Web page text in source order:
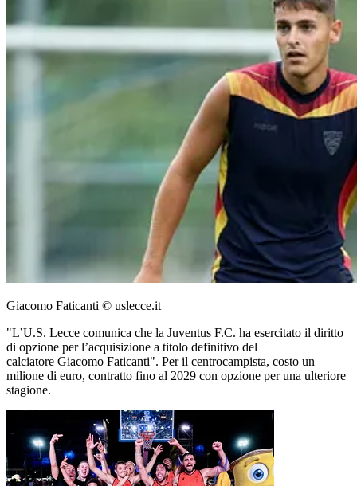
Giacomo Faticanti © uslecce.it
"L’U.S. Lecce comunica che la Juventus F.C. ha esercitato il diritto
di opzione per l’acquisizione a titolo definitivo del
calciatore Giacomo Faticanti". Per il centrocampista, costo un
milione di euro, contratto fino al 2029 con opzione per una ulteriore
stagione.